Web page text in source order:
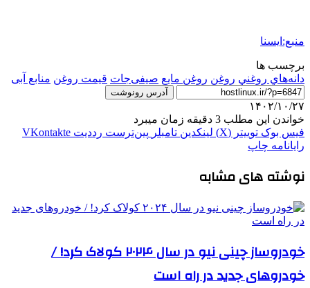
منبع:ایسنا
برچسب ها
دانه‌هاي روغني روغن روغن مایع صیفی‌جات قیمت روغن منابع آبی
آدرس رونوشت
۱۴۰۲/۱۰/۲۷
خواندن این مطلب 3 دقیقه زمان میبرد
فیس بوک توییتر (X) لینکدین ‫تامبلر ‫پین‌ترست ‫رددیت ‫VKontakte
رایانامه چاپ
نوشته های مشابه
خودروساز چینی نیو در سال ۲۰۲۴ کولاک کرد! /
خودروهای جدید در راه است